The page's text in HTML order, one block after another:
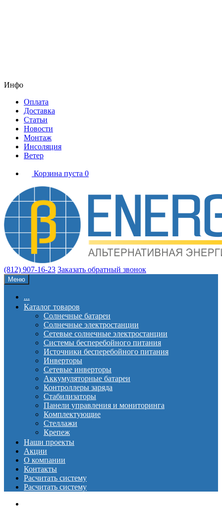
Инфо
Оплата
Доставка
Статьи
Новости
Монтаж
Инсоляция
Ветер
Корзина пуста 0
(812) 907-16-23 Заказать обратный звонок
Меню
...
Каталог товаров
Солнечные батареи
Солнечные электростанции
Сетевые солнечные электростанции
Системы бесперебойного питания
Источники бесперебойного питания
Инверторы
Сетевые инверторы
Аккумуляторные батареи
Контроллеры заряда
Стабилизаторы
Панели управления и мониторинга
Комплектующие
Стеллажи
Крепеж
Наши проекты
Акции
О компании
Контакты
Расчитать систему
Расчитать систему